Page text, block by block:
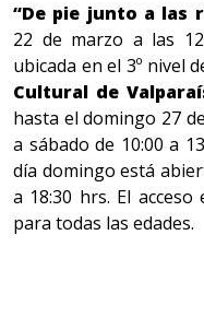
“De pie junto a las
22 de marzo a las
ubicada en el 3º nivel
Cultural de
hasta el domingo 27
a sábado de 10:00 a
día domingo está
a 18:30 hrs. El
para todas las edades.